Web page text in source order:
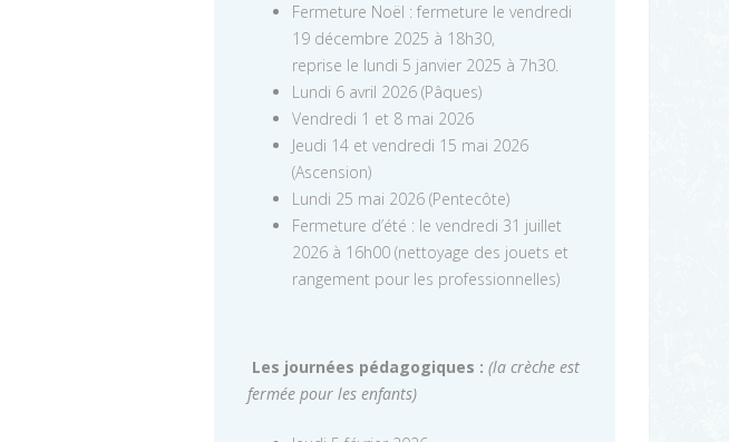
Fermeture Noël : fermeture le vendredi
19 décembre 2025 à 18h30,
reprise le lundi 5 janvier 2025 à 7h30.
Lundi 6 avril 2026 (Pâques)
Vendredi 1 et 8 mai 2026
Jeudi 14 et vendredi 15 mai 2026
(Ascension)
Lundi 25 mai 2026 (Pentecôte)
Fermeture d’été : le vendredi 31 juillet
2026 à 16h00 (nettoyage des jouets et
rangement pour les professionnelles)
Les journées pédagogiques : (la crèche est
fermée pour les enfants)